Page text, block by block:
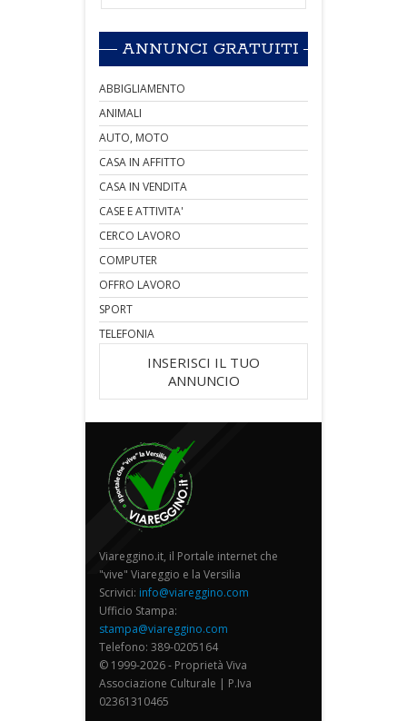
ANNUNCI GRATUITI
ABBIGLIAMENTO
ANIMALI
AUTO, MOTO
CASA IN AFFITTO
CASA IN VENDITA
CASE E ATTIVITA'
CERCO LAVORO
COMPUTER
OFFRO LAVORO
SPORT
TELEFONIA
INSERISCI IL TUO
ANNUNCIO
Viareggino.it, il Portale internet che
"vive" Viareggio e la Versilia
Scrivici: info@viareggino.com
Ufficio Stampa:
stampa@viareggino.com
Telefono: 389-0205164
© 1999-2026 - Proprietà Viva
Associazione Culturale | P.Iva
02361310465